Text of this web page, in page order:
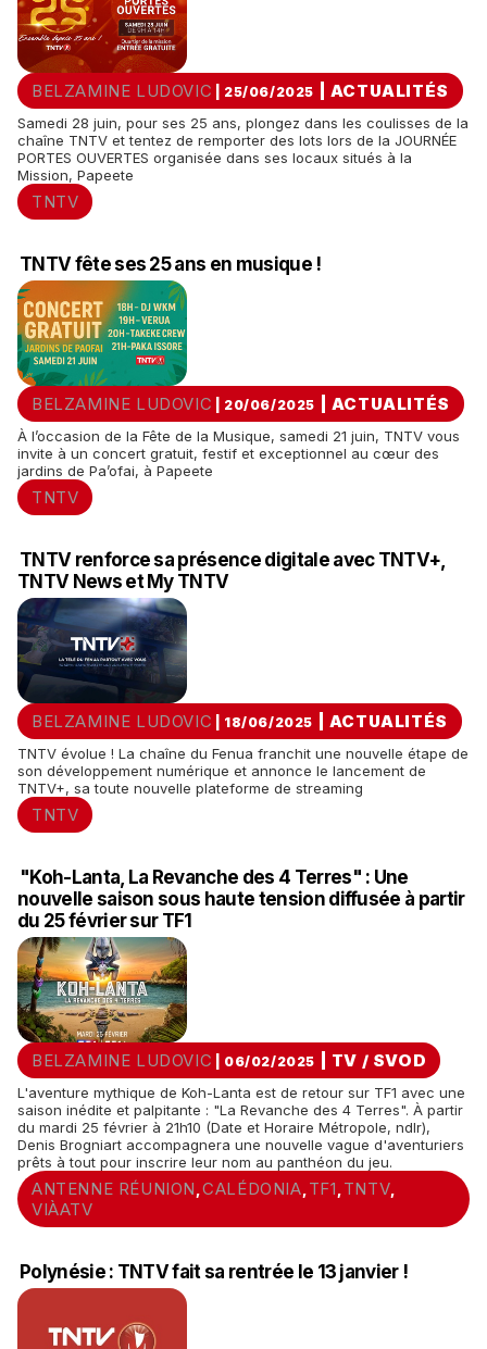
BELZAMINE LUDOVIC | 25/06/2025 ACTUALITÉS
Samedi 28 juin, pour ses 25 ans, plongez dans les coulisses de la
chaîne TNTV et tentez de remporter des lots lors de la JOURNÉE
PORTES OUVERTES organisée dans ses locaux situés à la
Mission, Papeete
TNTV
TNTV fête ses 25 ans en musique !
BELZAMINE LUDOVIC | 20/06/2025 ACTUALITÉS
À l’occasion de la Fête de la Musique, samedi 21 juin, TNTV vous
invite à un concert gratuit, festif et exceptionnel au cœur des
jardins de Pa’ofai, à Papeete
TNTV
TNTV renforce sa présence digitale avec TNTV+,
TNTV News et My TNTV
BELZAMINE LUDOVIC | 18/06/2025 ACTUALITÉS
TNTV évolue ! La chaîne du Fenua franchit une nouvelle étape de
son développement numérique et annonce le lancement de
TNTV+, sa toute nouvelle plateforme de streaming
TNTV
"Koh-Lanta, La Revanche des 4 Terres" : Une
nouvelle saison sous haute tension diffusée à partir
du 25 février sur TF1
BELZAMINE LUDOVIC | 06/02/2025 TV / SVOD
L'aventure mythique de Koh-Lanta est de retour sur TF1 avec une
saison inédite et palpitante : "La Revanche des 4 Terres". À partir
du mardi 25 février à 21h10 (Date et Horaire Métropole, ndlr),
Denis Brogniart accompagnera une nouvelle vague d'aventuriers
prêts à tout pour inscrire leur nom au panthéon du jeu.
ANTENNE RÉUNION ,CALÉDONIA TF1 TNTV
VIÀATV
Polynésie : TNTV fait sa rentrée le 13 janvier !